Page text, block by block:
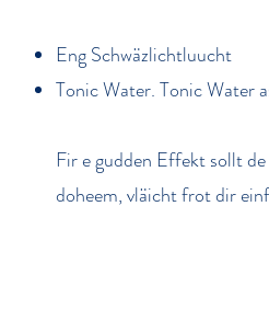
Eng Schwäzlichtluucht
Tonic Water. Tonic Water
Fir e gudden Effekt sollt
doheem, vläicht frot dir